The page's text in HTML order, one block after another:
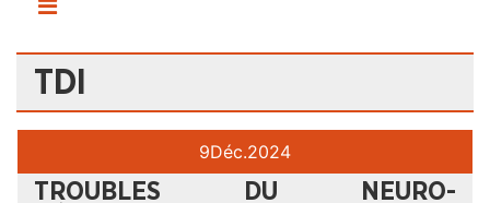
TDI
9Déc.2024
TROUBLES DU NEURO-